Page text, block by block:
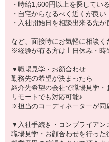
・時給1,600円以上を探している
・自宅からなるべく近くが良い
・入社開始日を相談出来る先が
など、面接時にお気軽に相談く
※経験が有る方は土日休み・時
▼職場見学・お顔合わせ
勤務先の希望が決まったら
紹介先希望の会社で職場見学・
リモートでも対応可能♪
※担当のコーディネーターが同
▼入社手続き・コンプライアン
職場見学・お顔合わせを行った